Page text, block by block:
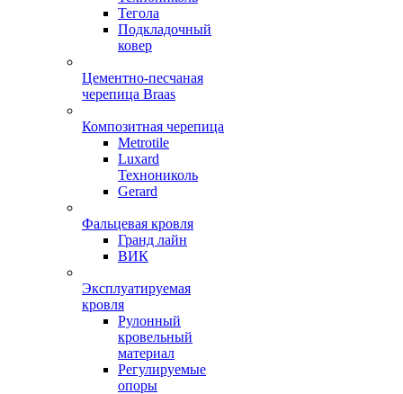
Тегола
Подкладочный
ковер
Цементно-песчаная
черепица Braas
Композитная черепица
Metrotile
Luxard
Технониколь
Gerard
Фальцевая кровля
Гранд лайн
ВИК
Эксплуатируемая
кровля
Рулонный
кровельный
материал
Регулируемые
опоры